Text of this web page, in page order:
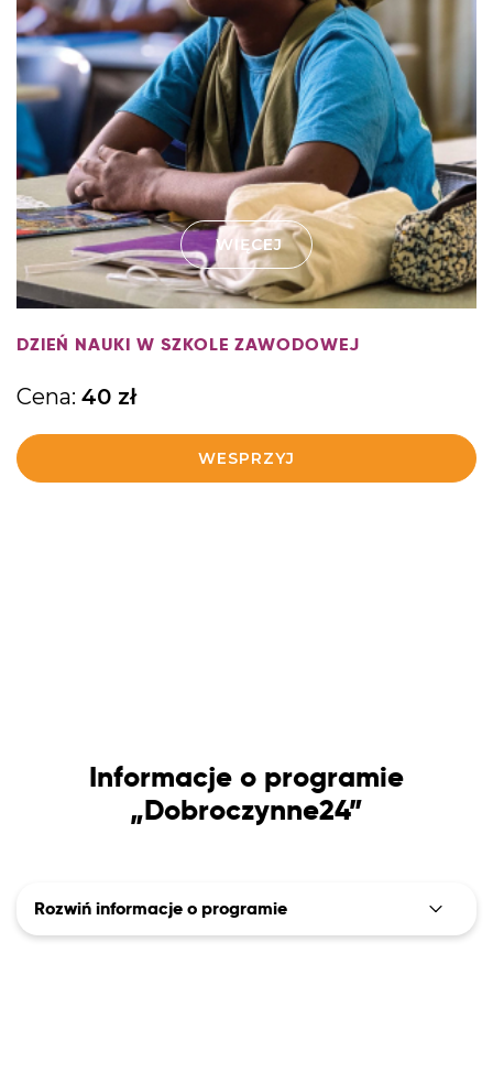
WIĘCEJ
DZIEŃ NAUKI W SZKOLE ZAWODOWEJ
Cena: 40 zł
WESPRZYJ
Informacje o programie
„Dobroczynne24”
Rozwiń informacje o programie